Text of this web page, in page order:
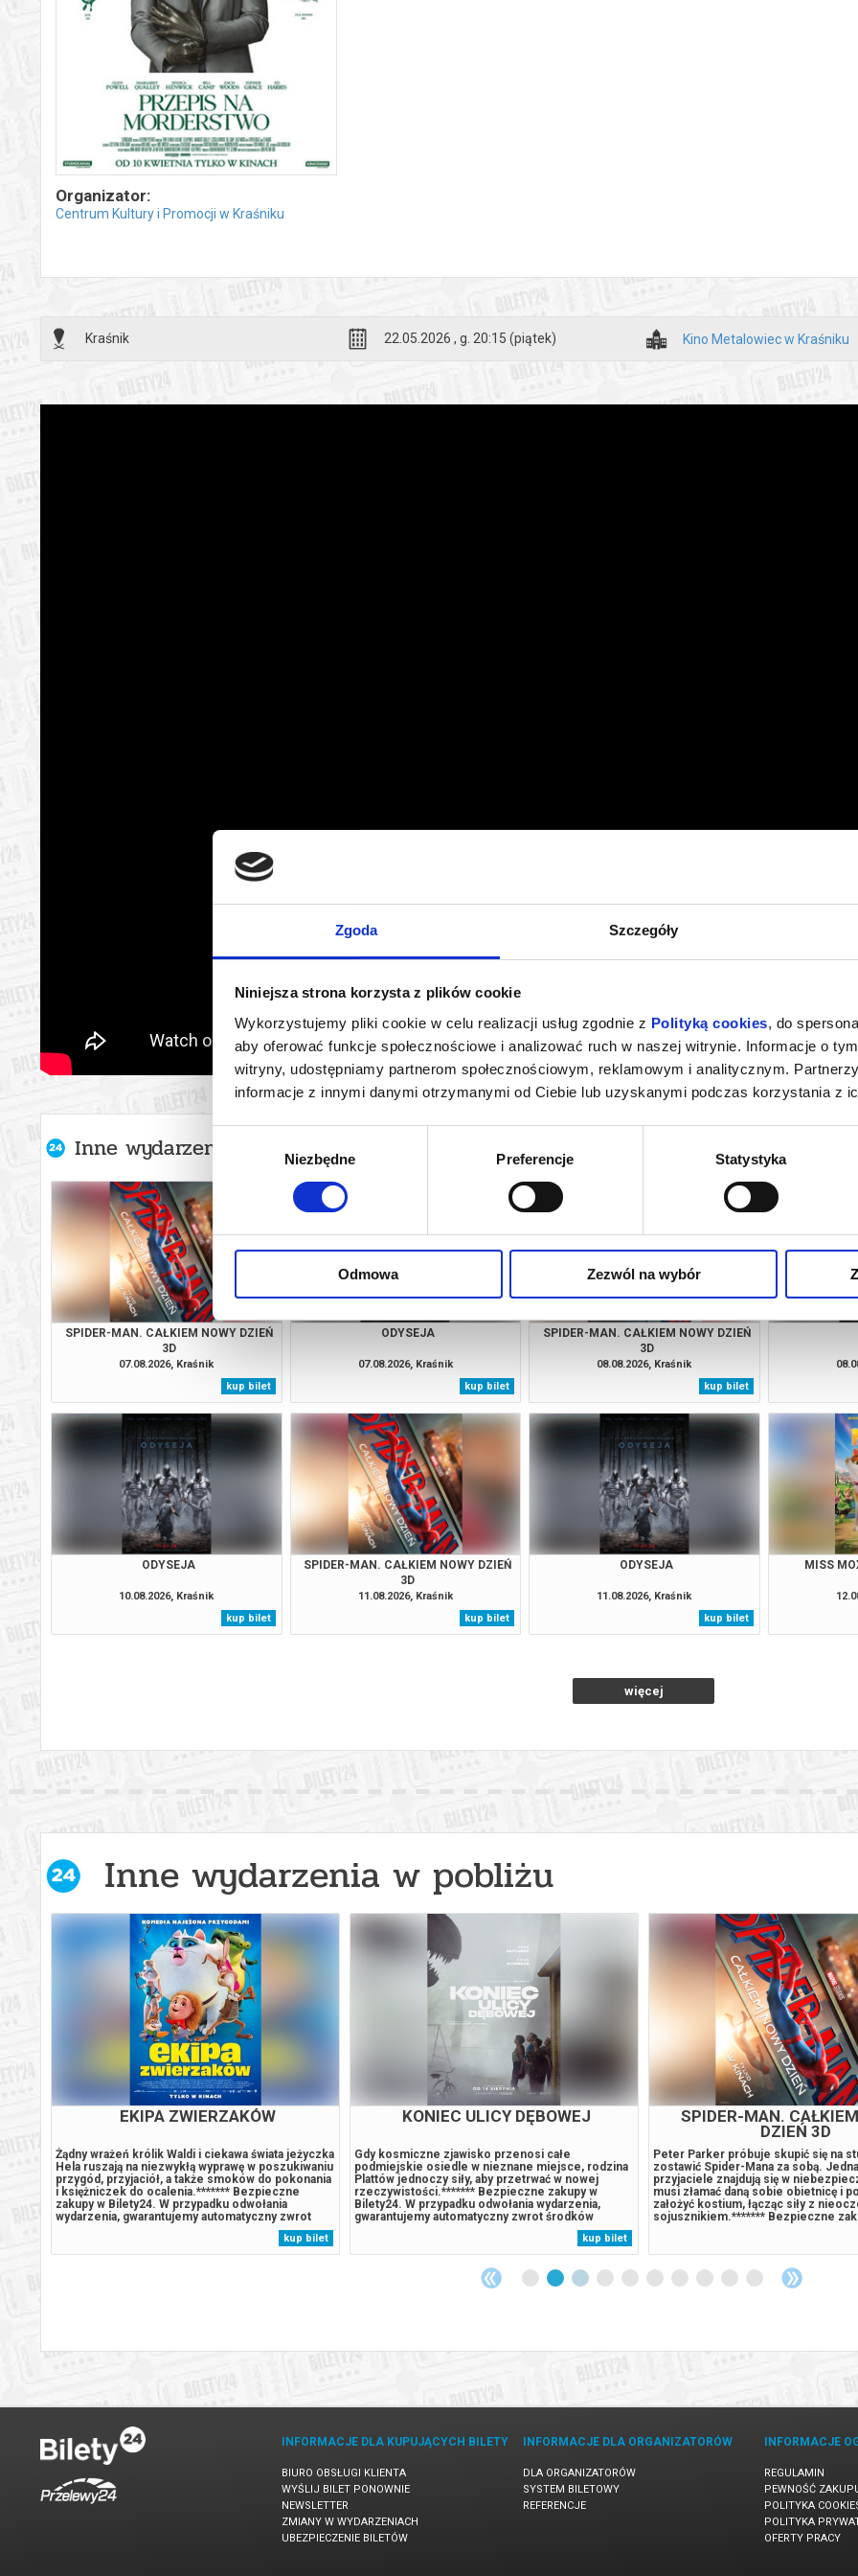
Zgoda Szczegóły
Niniejsza strona korzysta z plików cookie
Wykorzystujemy pliki cookie w celu realizacji usług zgodnie z Polityką cookies, do
aby oferować funkcje społecznościowe i analizować ruch w naszej witrynie. Informacje o
witryny, udostępniamy partnerom społecznościowym, reklamowym i analitycznym.
informacje z innymi danymi otrzymanymi od Ciebie lub uzyskanymi podczas korzystania z
Niezbędne Preferencje Statystyka
Odmowa Zezwól na wybór
Organizator:
Centrum Kultury i Promocji w Kraśniku
Kraśnik 22.05.2026 , g. 20:15 (piątek) Kino Metalowiec w Kraśniku
Inne wydarzenia organizatora
SPIDER-MAN. CAŁKIEM NOWY DZIEŃ
3D
07.08.2026, Kraśnik
kup bilet
ODYSEJA
07.08.2026, Kraśnik
kup bilet
SPIDER-MAN. CAŁKIEM NOWY DZIEŃ
3D
08.08.2026, Kraśnik
kup bilet
ODYSEJA
10.08.2026, Kraśnik
kup bilet
SPIDER-MAN. CAŁKIEM NOWY DZIEŃ
3D
11.08.2026, Kraśnik
kup bilet
ODYSEJA
11.08.2026, Kraśnik
kup bilet
MISS
więcej
Inne wydarzenia w pobliżu
EKIPA ZWIERZAKÓW
Żądny wrażeń królik Waldi i ciekawa świata jeżyczka
Hela ruszają na niezwykłą wyprawę w poszukiwaniu
przygód, przyjaciół, a także smoków do pokonania
i księżniczek do ocalenia.******* Bezpieczne
zakupy w Bilety24. W przypadku odwołania
wydarzenia, gwarantujemy automatyczny zwrot
środków potwierdzony komunikatem wysyłanym
kup bilet
KONIEC ULICY DĘBOWEJ
Gdy kosmiczne zjawisko przenosi całe
podmiejskie osiedle w nieznane miejsce, rodzina
Plattów jednoczy siły, aby przetrwać w nowej
rzeczywistości.******* Bezpieczne zakupy w
Bilety24. W przypadku odwołania wydarzenia,
gwarantujemy automatyczny zwrot środków
potwierdzony komunikatem wysyłanym na adres
kup bilet
SPIDER-MAN.
DZIEŃ 3D
Peter Parker próbuje skupić się na
zostawić Spider-Mana za sobą.
przyjaciele znajdują się w
musi złamać daną sobie obietnicę i
założyć kostium, łącząc siły z
sojusznikiem.******* Bezpieczne
potwierdzony komunikatem
INFORMACJE DLA KUPUJĄCYCH BILETY
BIURO OBSŁUGI KLIENTA
WYŚLIJ BILET PONOWNIE
NEWSLETTER
ZMIANY W WYDARZENIACH
UBEZPIECZENIE BILETÓW
INFORMACJE DLA ORGANIZATORÓW
DLA ORGANIZATORÓW
SYSTEM BILETOWY
REFERENCJE
INFORMACJE
REGULAMIN
PEWNOŚĆ
POLITYKA
POLITYKA
OFERTY PRACY